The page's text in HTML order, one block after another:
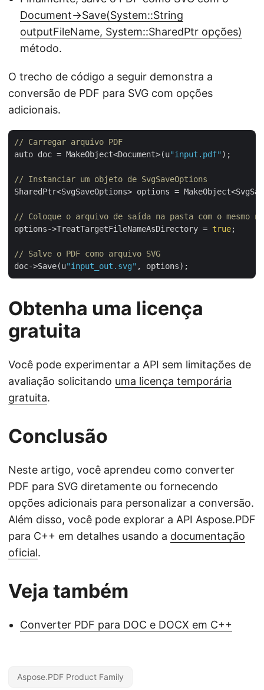
Document->Save(System::String
outputFileName, System::SharedPtr opções)
método.
O trecho de código a seguir demonstra a
conversão de PDF para SVG com opções
adicionais.
// Carregar arquivo PDF
auto doc = MakeObject<Document>(u"input.pdf" );
// Instanciar um objeto de SvgSaveOptions
SharedPtr<SvgSaveOptions> options =
// Coloque o arquivo de saída na pasta com o mesmo
options->TreatTargetFileNameAsDirectory = true;
// Salve o PDF como arquivo SVG
doc->Save(u"input_out.svg"
Obtenha uma licença
gratuita
Você pode experimentar a API sem limitações de
avaliação solicitando uma licença temporária
gratuita.
Conclusão
Neste artigo, você aprendeu como converter
PDF para SVG diretamente ou fornecendo
opções adicionais para personalizar a conversão.
Além disso, você pode explorar a API Aspose.PDF
para C++ em detalhes usando a documentação
oficial.
Veja também
Converter PDF para DOC e DOCX em C++
Aspose.PDF Product Family